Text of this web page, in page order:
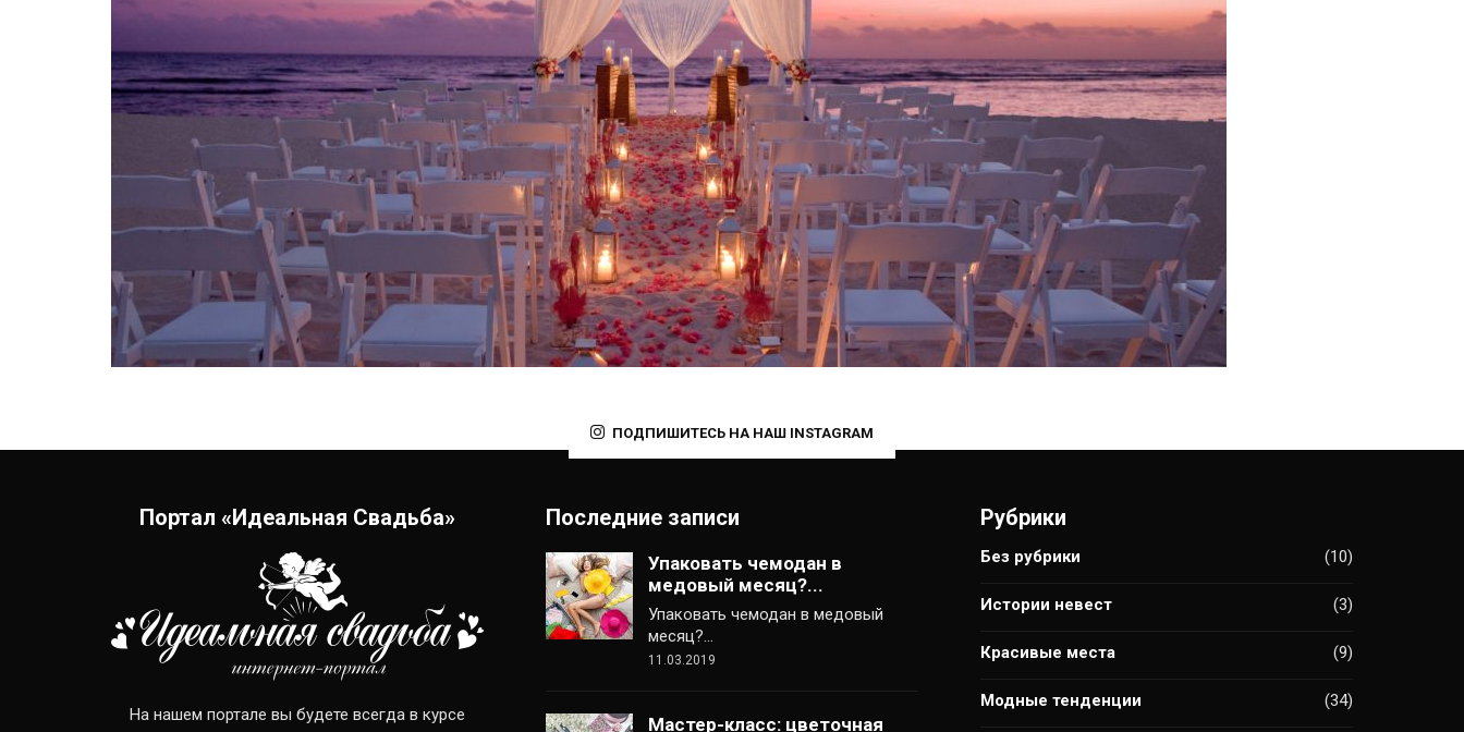
ПОДПИШИТЕСЬ НА НАШ INSTAGRAM
Портал «Идеальная Свадьба»
На нашем портале вы будете всегда в курсе
Последние записи
Упаковать чемодан в
медовый месяц?...
Упаковать чемодан в медовый
месяц?…
11.03.2019
Мастер-класс: цветочная
Рубрики
Без рубрики (10)
Истории невест (3)
Красивые места (9)
Модные тенденции (34)